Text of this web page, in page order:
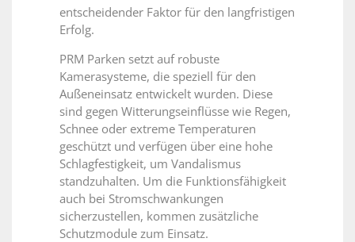
entscheidender Faktor für den langfristigen
Erfolg.
PRM Parken setzt auf robuste
Kamerasysteme, die speziell für den
Außeneinsatz entwickelt wurden. Diese
sind gegen Witterungseinflüsse wie Regen,
Schnee oder extreme Temperaturen
geschützt und verfügen über eine hohe
Schlagfestigkeit, um Vandalismus
standzuhalten. Um die Funktionsfähigkeit
auch bei Stromschwankungen
sicherzustellen, kommen zusätzliche
Schutzmodule zum Einsatz.